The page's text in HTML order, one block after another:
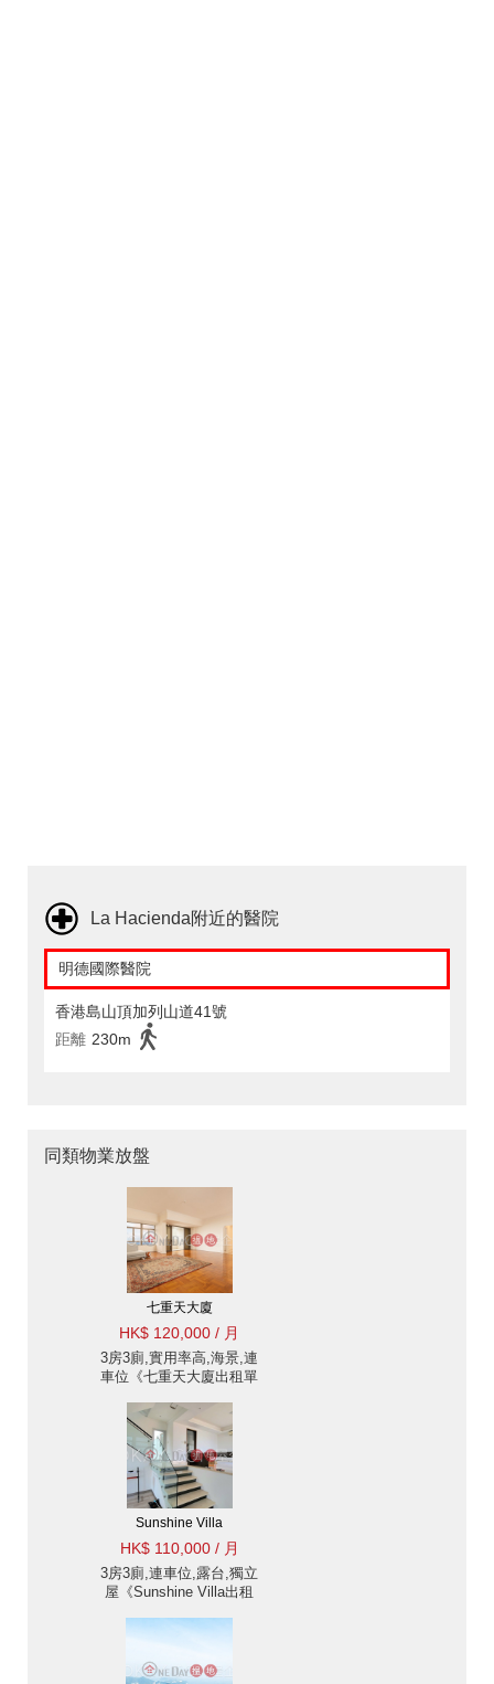
La Hacienda附近的醫院
明德國際醫院
香港島山頂加列山道41號
距離 230m
同類物業放盤
七重天大廈
HK$ 120,000 / 月
3房3廁,實用率高,海景,連
車位《七重天大廈出租單
Sunshine Villa
HK$ 110,000 / 月
3房3廁,連車位,露台,獨立
屋《Sunshine Villa出租